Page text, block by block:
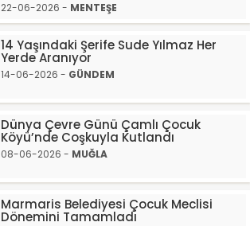
22-06-2026 - MENTEŞE
14 Yaşındaki Şerife Sude Yılmaz Her
Yerde Aranıyor
14-06-2026 - GÜNDEM
Dünya Çevre Günü Çamlı Çocuk
Köyü’nde Coşkuyla Kutlandı
08-06-2026 - MUĞLA
Marmaris Belediyesi Çocuk Meclisi
Dönemini Tamamladı